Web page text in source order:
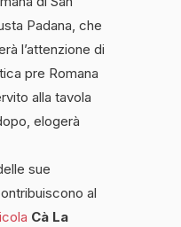
Padana, che
l’attenzione di
pre Romana
alla tavola
elogerà
sue
al
Cà La